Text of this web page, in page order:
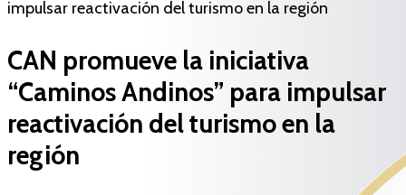
CAN promueve la iniciativa
“Caminos Andinos” para impulsar
reactivación del turismo en la
región